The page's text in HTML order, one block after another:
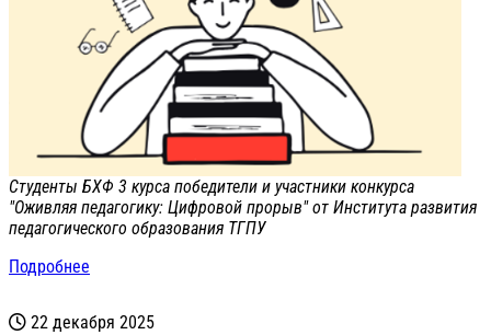
Студенты БХФ 3 курса победители и участники конкурса
"Оживляя педагогику: Цифровой прорыв" от Института развития
педагогического образования ТГПУ
Подробнее
22 декабря 2025